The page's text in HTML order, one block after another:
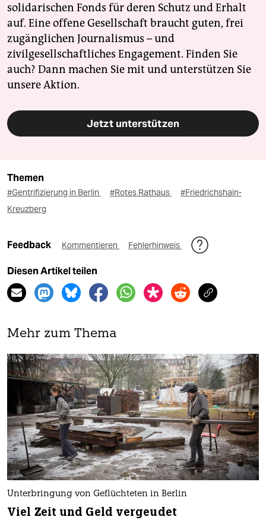
solidarischen Fonds für deren Schutz und Erhalt
auf. Eine offene Gesellschaft braucht guten, frei
zugänglichen Journalismus – und
zivilgesellschaftliches Engagement. Finden Sie
auch? Dann machen Sie mit und unterstützen Sie
unsere Aktion.
Jetzt unterstützen
Themen
#Gentrifizierung in Berlin #Rotes Rathaus
#Friedrichshain-
Kreuzberg
Feedback Kommentieren Fehlerhinweis
Diesen Artikel teilen
Mehr zum Thema
Unterbringung von Geflüchteten in Berlin
Viel Zeit und Geld vergeudet